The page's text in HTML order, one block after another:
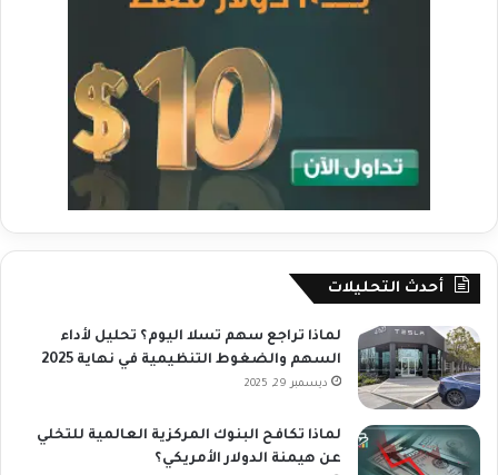
أحدث التحليلات
لماذا تراجع سهم تسلا اليوم؟ تحليل لأداء
السهم والضغوط التنظيمية في نهاية 2025
ديسمبر 29, 2025
لماذا تكافح البنوك المركزية العالمية للتخلي
عن هيمنة الدولار الأمريكي؟